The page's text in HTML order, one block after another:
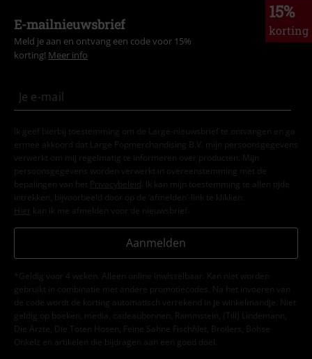
15%
korting
E-mailnieuwsbrief
Meld je aan en ontvang een code voor 15%
korting! Meer info
Ik geef hierbij toestemming om de Large-nieuwsbrief te ontvangen en ga
ermee akkoord dat Large Popmerchandising B.V. mijn persoonsgegevens
verwerkt om mij regelmatig te informeren over producten. Mijn
persoonsgegevens worden verwerkt in overeenstemming met de
bepalingen van het
Privacybeleid . Ik kan mijn toestemming te allen tijde
intrekken, bijvoorbeeld door op de ‘afmelden’-link te klikken.
Hier kan ik me afmelden voor de nieuwsbrief.
Aanmelden
*Geldig voor 4 weken. Alleen online inwisselbaar. Kan niet worden
gebruikt in combinatie met andere promotiecodes. Na het invoeren van
de code wordt de korting automatisch verrekend in je winkelmandje. Niet
geldig op boeken, media, cadeaubonnen, Rammstein, (Till) Lindemann,
Die Ärzte, Die Toten Hosen, Feine Sahne Fischfilet, Broilers, Böhse
Onkelz en artikelen die bijdragen aan een goed doel.